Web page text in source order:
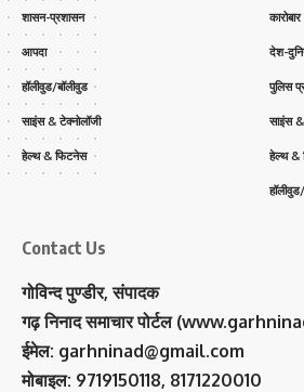
शासन-प्रशासन
आपदा
हॉलीवुड/बॉलीवुड
साइंस & टेक्नोलॉजी
हेल्थ & फिटनेस
देश-
पुलिस
साइंस &
हेल्थ &
Contact Us
गोविन्द पुण्डीर, संपादक
गढ़ निनाद समाचार पोर्टल
ईमेल: garhninad@gmail.com
मोबाइल: 9719150118, 8171220010